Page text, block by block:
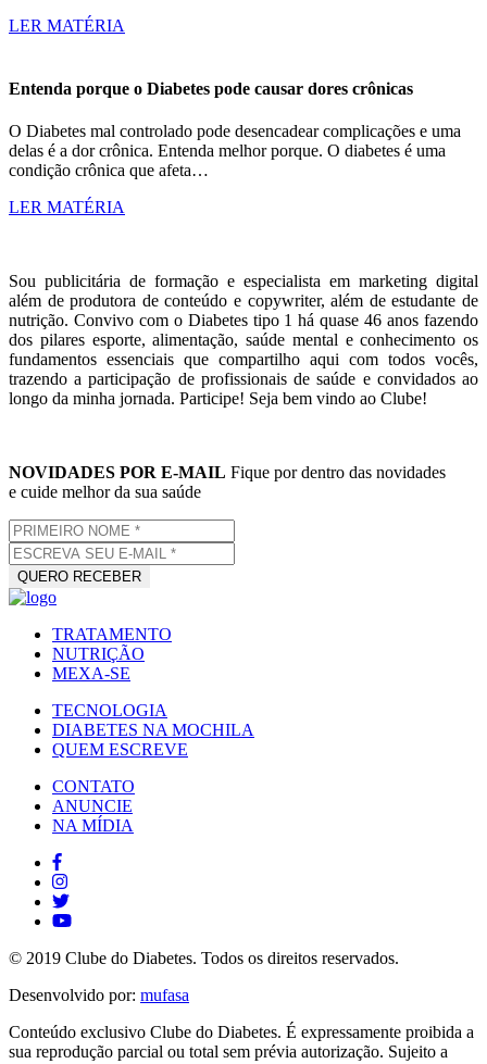
LER MATÉRIA
Entenda porque o Diabetes pode causar dores crônicas
O Diabetes mal controlado pode desencadear complicações e uma
delas é a dor crônica. Entenda melhor porque. O diabetes é uma
condição crônica que afeta…
LER MATÉRIA
Sou publicitária de formação e especialista em marketing digital
além de produtora de conteúdo e copywriter, além de estudante de
nutrição. Convivo com o Diabetes tipo 1 há quase 46 anos fazendo
dos pilares esporte, alimentação, saúde mental e conhecimento os
fundamentos essenciais que compartilho aqui com todos vocês,
trazendo a participação de profissionais de saúde e convidados ao
longo da minha jornada. Participe! Seja bem vindo ao Clube!
NOVIDADES POR E-MAIL Fique por dentro das novidades
e cuide melhor da sua saúde
TRATAMENTO
NUTRIÇÃO
MEXA-SE
TECNOLOGIA
DIABETES NA MOCHILA
QUEM ESCREVE
CONTATO
ANUNCIE
NA MÍDIA
© 2019 Clube do Diabetes. Todos os direitos reservados.
Desenvolvido por: mufasa
Conteúdo exclusivo Clube do Diabetes. É expressamente proibida a
sua reprodução parcial ou total sem prévia autorização. Sujeito a